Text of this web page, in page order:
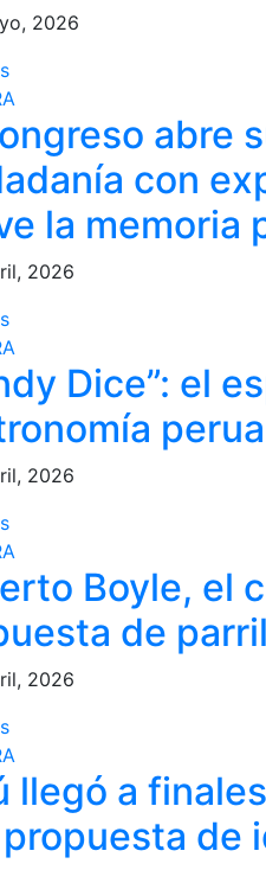
2026
abre
con
la memoria
2026
Dice”: el
2026
Boyle, el
de
2026
llegó a
de